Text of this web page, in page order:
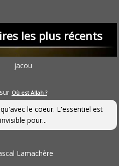
les plus récents
jacou
sur Où est Allah ?
le coeur. L'essentiel est
invisible pour...
Lamachère